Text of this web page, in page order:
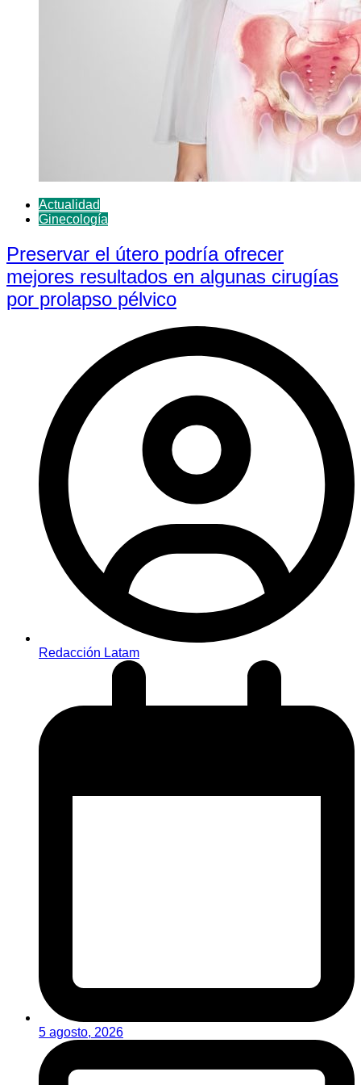
Actualidad
Ginecología
Preservar el útero podría ofrecer
mejores resultados en algunas cirugías
por prolapso pélvico
Redacción Latam
5 agosto, 2026